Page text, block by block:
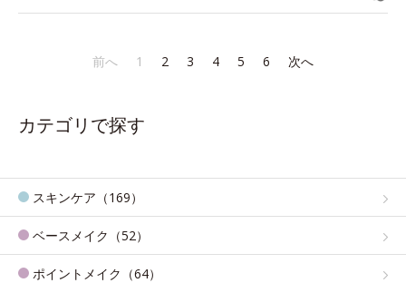
前へ 1 2 3 4 5 6 次へ
カテゴリで探す
スキンケア（169）
ベースメイク（52）
ポイントメイク（64）